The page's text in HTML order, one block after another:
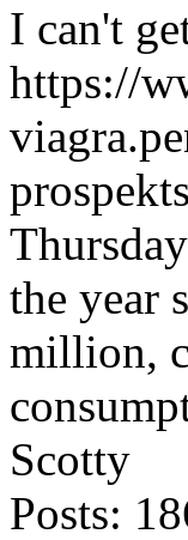
I can't
https://
the year
million,
Scotty
Posts: